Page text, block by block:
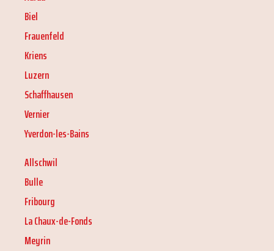
Biel
Frauenfeld
Kriens
Luzern
Schaffhausen
Vernier
Yverdon-les-Bains
Allschwil
Bulle
Fribourg
La Chaux-de-Fonds
Meyrin